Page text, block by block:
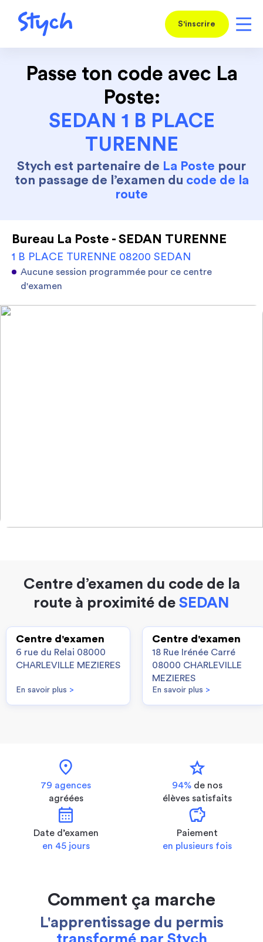
S'inscrire
Passe ton code avec La
Poste:
SEDAN 1 B PLACE
TURENNE
Stych est partenaire de La Poste pour
ton passage de l’examen du code de la
route
Bureau La Poste - SEDAN TURENNE
1 B PLACE TURENNE 08200 SEDAN
Aucune session programmée pour ce centre
d'examen
Centre d’examen du code de la
route à proximité de SEDAN
Centre d'examen
6 rue du Relai 08000
CHARLEVILLE MEZIERES
En savoir plus >
Centre d'examen
18 Rue Irénée Carré
08000 CHARLEVILLE
MEZIERES
En savoir plus >
location_on
79 agences
agréées
star
94% de nos
élèves satisfaits
calendar_month
Date d’examen
en 45 jours
savings
Paiement
en plusieurs fois
Comment ça marche
L'apprentissage du permis
transformé par Stych